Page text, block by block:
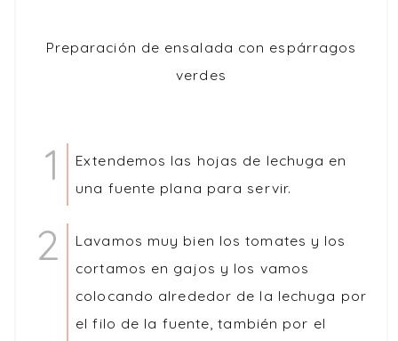
Preparación de ensalada con espárragos
verdes
Extendemos las hojas de lechuga en
una fuente plana para servir.
Lavamos muy bien los tomates y los
cortamos en gajos y los vamos
colocando alrededor de la lechuga por
el filo de la fuente, también por el